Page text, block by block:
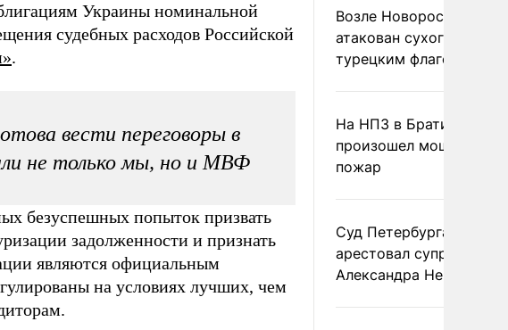
Украины номинальной
судебных расходов Российской
.
вести переговоры в
не только мы, но и МВФ
безуспешных попыток призвать
задолженности и признать
являются официальным
на условиях лучших, чем
Возле Новороссийска
атакован сухогруз под
турецким флагом
На НПЗ в Братиславе
произошел мощный
пожар
Суд Петербурга заочно
арестовал супругу
Александра Невзорова